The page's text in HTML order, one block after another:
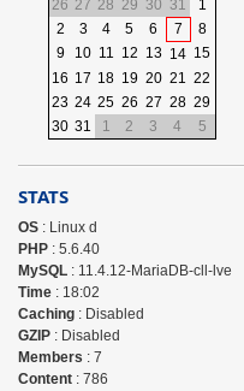
26 27 28 29 30 31
1
2
3 4 5 6 7
8
9
10 11 12 13 14 15
16 17 18 19 20 21 22
23 24 25 26 27 28 29
30 31 1 2 3 4 5
STATS
OS: Linux d
PHP: 5.6.40
MySQL: 11.4.12-MariaDB-cll-lve
Time: 18:02
Caching: Disabled
GZIP: Disabled
Members : 7
Content: 786